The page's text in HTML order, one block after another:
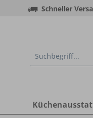
Schneller